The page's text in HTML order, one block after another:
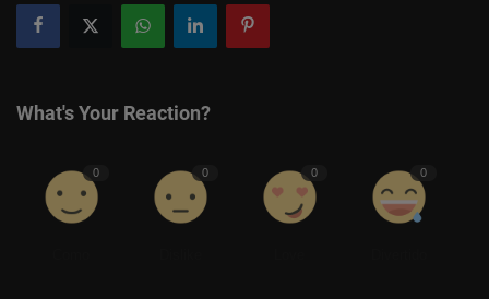
What's Your Reaction?
0 0 0 0